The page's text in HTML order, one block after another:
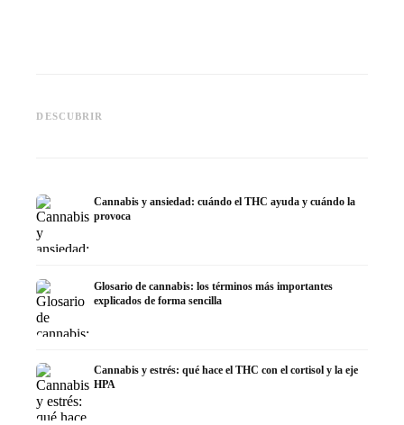
DESCUBRIR
la investigación
Cannabis y ansiedad: cuándo el THC ayuda y cuándo la
provoca
Glosario de cannabis: los términos más importantes
explicados de forma sencilla
Cannabis y estrés: qué hace el THC con el cortisol y la eje
HPA